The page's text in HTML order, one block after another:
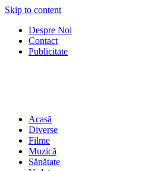
Skip to content
Despre Noi
Contact
Publicitate
Acasă
Diverse
Filme
Muzică
Sănătate